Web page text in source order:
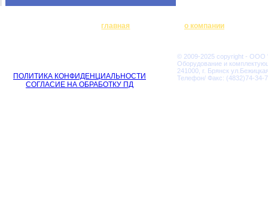
главная о компании
ПОЛИТИКА КОНФИДЕНЦИАЛЬНОСТИ
СОГЛАСИЕ НА ОБРАБОТКУ ПД
© 2009-2025 copyright - ООО
Оборудование и
241000, г. Брянск
Телефон/ Факс: (4832)74-34-